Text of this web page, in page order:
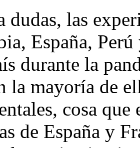
dudas, las
España,
durante la
la mayoría de
cosa
de España y